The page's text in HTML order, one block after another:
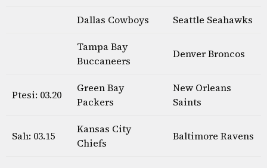
Dallas Cowboys Seattle Seahawks
Tampa Bay
Buccaneers
Denver Broncos
Ptesi: 03.20
Green Bay
Packers
New Orleans
Saints
Salı: 03.15
Kansas City
Chiefs
Baltimore Ravens